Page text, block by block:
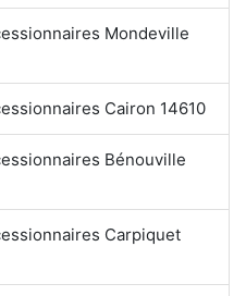
Mondeville
Cairon 14610
Bénouville
Carpiquet